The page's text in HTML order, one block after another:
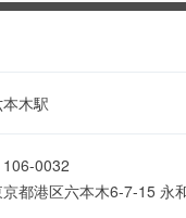
木駅
106-0032
京都港区六本木6-7-15 永